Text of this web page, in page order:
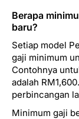
Berapa
baru?
Setiap model
gaji minimum
Contohnya
adalah
perbincangan
Minimum gaji